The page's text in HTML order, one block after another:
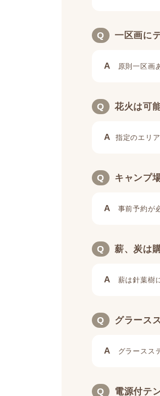
Q 一区画に
A 原則一区画
Q 花火は可
A 指定のエリ
Q キャンプ
A 事前予約が
Q 薪、炭は
A 薪は針葉樹
Q グラース
A グラースス
Q 電源付テ